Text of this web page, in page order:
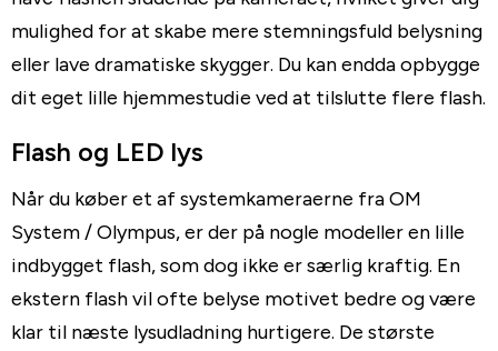
mulighed for at skabe mere stemningsfuld belysning
eller lave dramatiske skygger. Du kan endda opbygge
dit eget lille hjemmestudie ved at tilslutte flere flash.
Flash og LED lys
Når du køber et af systemkameraerne fra OM
System / Olympus, er der på nogle modeller en lille
indbygget flash, som dog ikke er særlig kraftig. En
ekstern flash vil ofte belyse motivet bedre og være
klar til næste lysudladning hurtigere. De største